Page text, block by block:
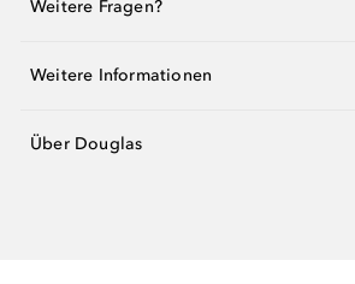
Weitere Fragen?
Weitere Informationen
Über Douglas